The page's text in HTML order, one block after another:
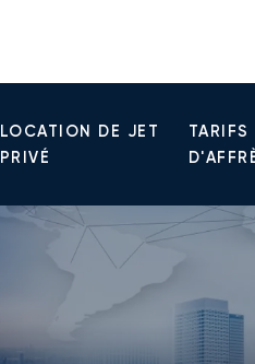
LOCATION DE JET
PRIVÉ
TARIFS